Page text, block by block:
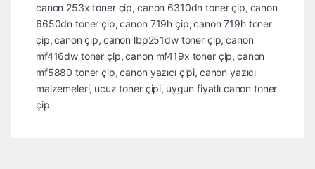
canon 253x toner çip, canon 6310dn toner çip, canon
6650dn toner çip,canon 719h çip,canon 719h toner
çip,canon çip, canon lbp251dw toner çip,canon
mf416dw toner çip,canon mf419x toner çip, canon
mf5880 toner çip,canon yazıcı çipi, canon yazıcı
malzemeleri, ucuz toner çipi, uygun fiyatlı canon toner
çip